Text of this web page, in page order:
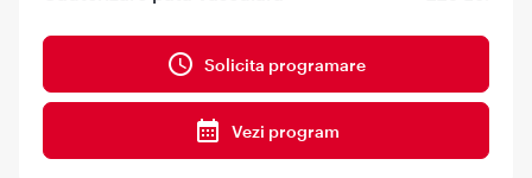
Solicita programare
Vezi program